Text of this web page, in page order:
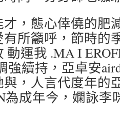
才，態心倖僥的肥
所籲呼，節時的
運我 .MA I
強續持，亞卓安
，人言代度年的
為成年今，嫻詠李